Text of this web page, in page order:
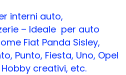
interni auto,
– Ideale per auto
Fiat Panda Sisley,
Punto, Fiesta, Uno, Opel
creativi, etc.